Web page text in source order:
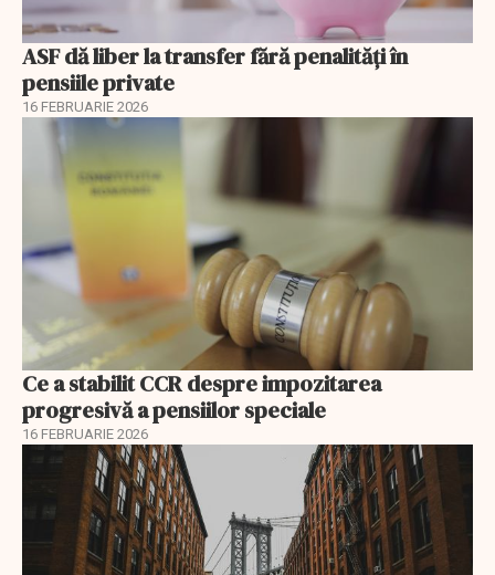
ASF dă liber la transfer fără penalități în
pensiile private
16 FEBRUARIE 2026
Ce a stabilit CCR despre impozitarea
progresivă a pensiilor speciale
16 FEBRUARIE 2026